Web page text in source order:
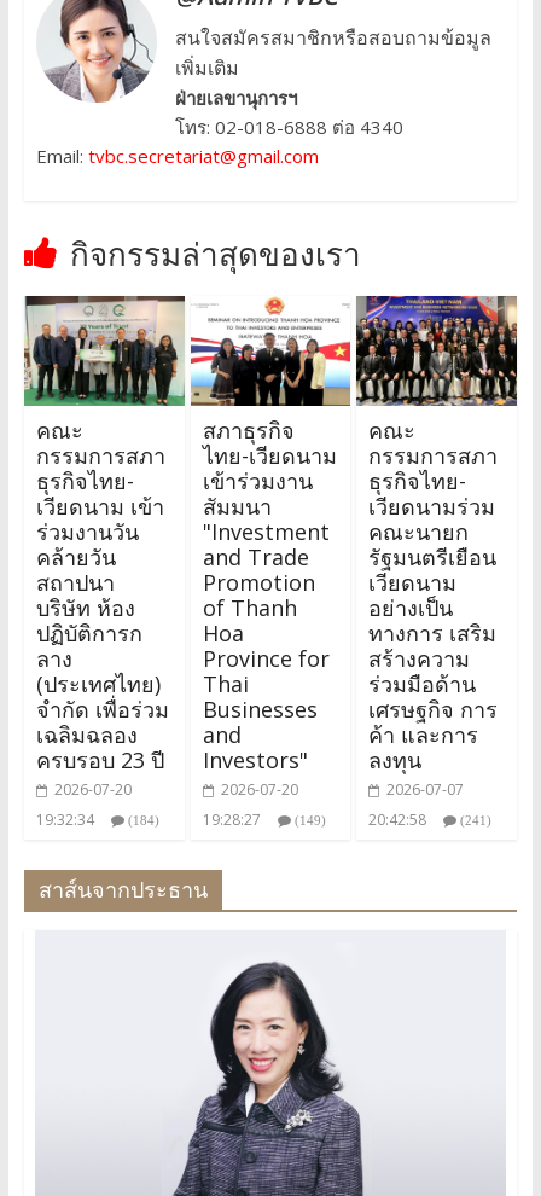
สนใจสมัครสมาชิกหรือสอบถามข้อมูล
เพิ่มเติม
ฝ่ายเลขานุการฯ
โทร: 02-018-6888 ต่อ 4340
Email: tvbc.secretariat@gmail.com
กิจกรรมล่าสุดของเรา
คณะ
กรรมการสภา
ธุรกิจไทย-
เวียดนาม เข้า
ร่วมงานวัน
คล้ายวัน
สถาปนา
บริษัท ห้อง
ปฏิบัติการก
ลาง
(ประเทศไทย)
จำกัด เพื่อร่วม
เฉลิมฉลอง
ครบรอบ 23 ปี
2026-07-20
19:32:34
(184)
สภาธุรกิจ
ไทย-เวียดนาม
เข้าร่วมงาน
สัมมนา
"Investment
and Trade
Promotion
of Thanh
Hoa
Province for
Thai
Businesses
and
Investors"
2026-07-20
19:28:27
(149)
คณะ
กรรมการสภา
ธุรกิจไทย-
เวียดนามร่วม
คณะนายก
รัฐมนตรีเยือน
เวียดนาม
อย่างเป็น
ทางการ เสริม
สร้างความ
ร่วมมือด้าน
เศรษฐกิจ การ
ค้า และการ
ลงทุน
2026-07-07
20:42:58
(241)
สาส์นจากประธาน